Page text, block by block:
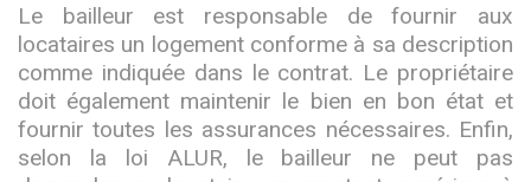
Le bailleur est responsable de fournir aux
locataires un logement conforme à sa description
comme indiquée dans le contrat. Le propriétaire
doit également maintenir le bien en bon état et
fournir toutes les assurances nécessaires. Enfin,
selon la loi ALUR, le bailleur ne peut pas